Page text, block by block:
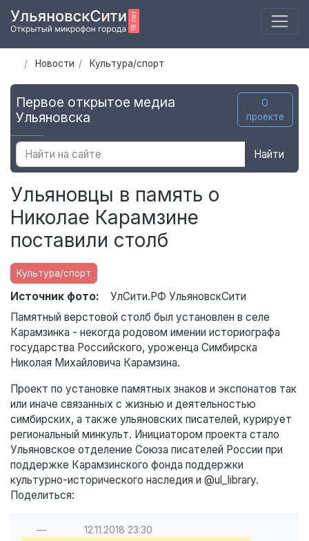
Новости Культура/спорт
Первое открытое медиа
Ульяновска
О
проекте
Найти
Ульяновцы в память о
Николае Карамзине
поставили столб
Культура/спорт
Источник фото:
УлСити.РФ УльяновскСити
Памятный верстовой столб был установлен в селе
Карамзинка - некогда родовом имении историографа
государства Российского, уроженца Симбирска
Николая Михайловича Карамзина.
Проект по установке памятных знаков и экспонатов так
или иначе связанных с жизнью и деятельностью
симбирских, а также ульяновских писателей, курирует
региональный минкульт. Инициатором проекта стало
Ульяновское отделение Союза писателей России при
поддержке Карамзинского фонда поддержки
культурно-исторического наследия и @ul_library.
Поделиться:
— 12.11.2018 23:30